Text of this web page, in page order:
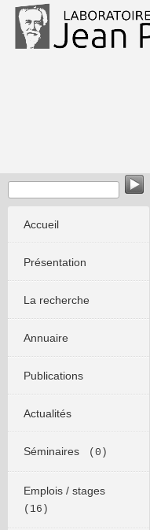
Accueil
Présentation
La recherche
Annuaire
Publications
Actualités
Séminaires (0)
Emplois / stages
(16)